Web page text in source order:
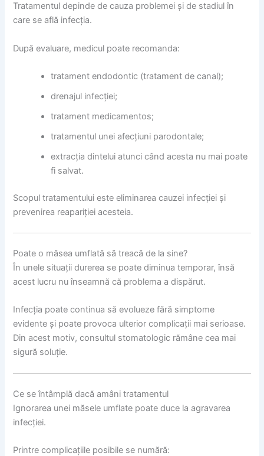
Tratamentul depinde de cauza problemei și de stadiul în
care se află infecția.
După evaluare, medicul poate recomanda:
tratament endodontic (tratament de canal);
drenajul infecției;
tratament medicamentos;
tratamentul unei afecțiuni parodontale;
extracția dintelui atunci când acesta nu mai poate
fi salvat.
Scopul tratamentului este eliminarea cauzei infecției și
prevenirea reapariției acesteia.
Poate o măsea umflată să treacă de la sine?
În unele situații durerea se poate diminua temporar, însă
acest lucru nu înseamnă că problema a dispărut.
Infecția poate continua să evolueze fără simptome
evidente și poate provoca ulterior complicații mai serioase.
Din acest motiv, consultul stomatologic rămâne cea mai
sigură soluție.
Ce se întâmplă dacă amâni tratamentul
Ignorarea unei măsele umflate poate duce la agravarea
infecției.
Printre complicațiile posibile se numără: